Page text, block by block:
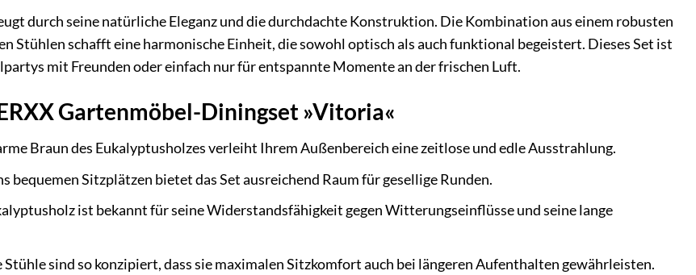
durch seine natürliche Eleganz und die durchdachte Konstruktion. Die Kombination aus einem robusten
Stühlen schafft eine harmonische Einheit, die sowohl optisch als auch funktional begeistert. Dieses Set ist
mit Freunden oder einfach nur für entspannte Momente an der frischen Luft.
Gartenmöbel-Diningset »Vitoria«
Braun des Eukalyptusholzes verleiht Ihrem Außenbereich eine zeitlose und edle Ausstrahlung.
bequemen Sitzplätzen bietet das Set ausreichend Raum für gesellige Runden.
ist bekannt für seine Widerstandsfähigkeit gegen Witterungseinflüsse und seine lange
Stühle sind so konzipiert, dass sie maximalen Sitzkomfort auch bei längeren Aufenthalten gewährleisten.